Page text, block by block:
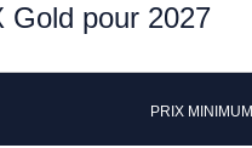
Gold pour 2027
PRIX MINIMUM